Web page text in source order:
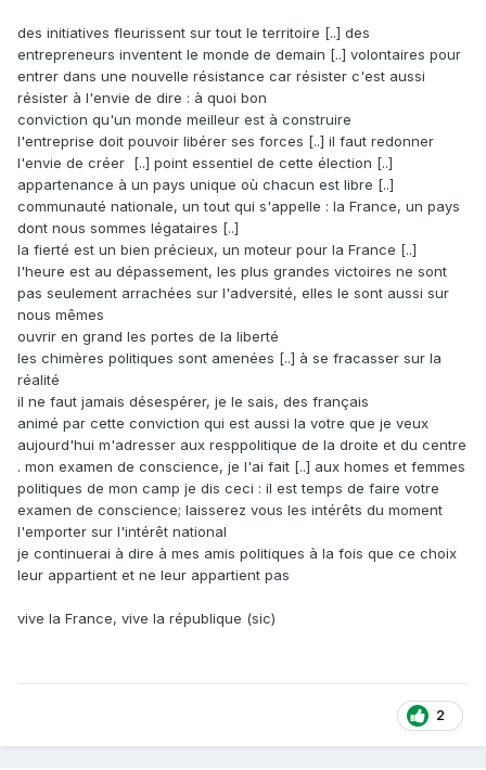
des initiatives fleurissent sur tout le territoire [..] des
entrepreneurs inventent le monde de demain [..] volontaires pour
entrer dans une nouvelle résistance car résister c'est aussi
résister à l'envie de dire : à quoi bon
conviction qu'un monde meilleur est à construire
l'entreprise doit pouvoir libérer ses forces [..] il faut redonner
l'envie de créer [..] point essentiel de cette élection [..]
appartenance à un pays unique où chacun est libre [..]
communauté nationale, un tout qui s'appelle : la France, un pays
dont nous sommes légataires [..]
la fierté est un bien précieux, un moteur pour la France [..]
l'heure est au dépassement, les plus grandes victoires ne sont
pas seulement arrachées sur l'adversité, elles le sont aussi sur
nous mêmes
ouvrir en grand les portes de la liberté
les chimères politiques sont amenées [..] à se fracasser sur la
réalité
il ne faut jamais désespérer, je le sais, des français
animé par cette conviction qui est aussi la votre que je veux
aujourd'hui m'adresser aux resppolitique de la droite et du centre
. mon examen de conscience, je l'ai fait [..] aux homes et femmes
politiques de mon camp je dis ceci : il est temps de faire votre
examen de conscience; laisserez vous les intérêts du moment
l'emporter sur l'intérêt national
je continuerai à dire à mes amis politiques à la fois que ce choix
leur appartient et ne leur appartient pas
vive la France, vive la république (sic)
2